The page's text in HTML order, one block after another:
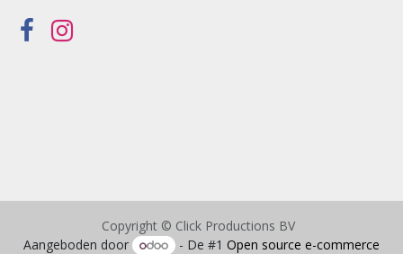
Copyright © Click Productions BV
Aangeboden door
- De #1Open source e-commerce